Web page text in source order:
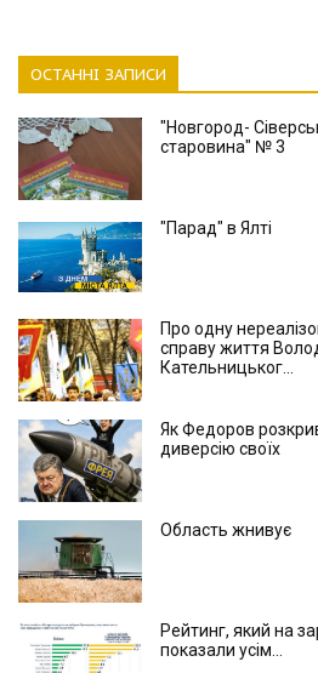
ОСТАННІ ЗАПИСИ
"Новгород-
старовина" № 3
"Парад" в Ялті
Про одну
справу життя
Кательницьког...
Як Федоров
диверсію своїх
Область жнивує
Рейтинг, який на
показали усім...